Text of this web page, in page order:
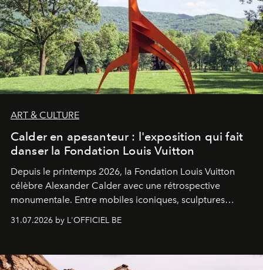
ART & CULTURE
Calder en apesanteur : l'exposition qui fait
danser la Fondation Louis Vuitton
Depuis le printemps 2026, la Fondation Louis Vuitton
célèbre Alexander Calder avec une rétrospective
monumentale. Entre mobiles iconiques, sculptures
monumentales et poésie du mouvement, l'artiste
américain investit les espaces imaginés par Frank Gehry
sculpture.
31.07.2026 by L'OFFICIEL BE